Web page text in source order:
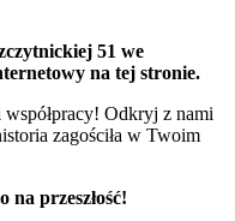
51 we
na tej stronie.
Odkryj z nami
zagościła w Twoim
przeszłość!